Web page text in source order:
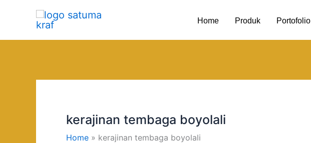
content
Home Produk Portofolio
kerajinan tembaga boyolali
Home kerajinan tembaga boyolali